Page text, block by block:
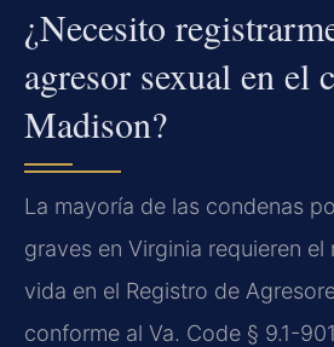
¿Necesito
agresor sexual en el
Madison?
La mayoría de las condenas
graves en Virginia requieren
vida en el Registro de
conforme al Va. Code § 9.1-